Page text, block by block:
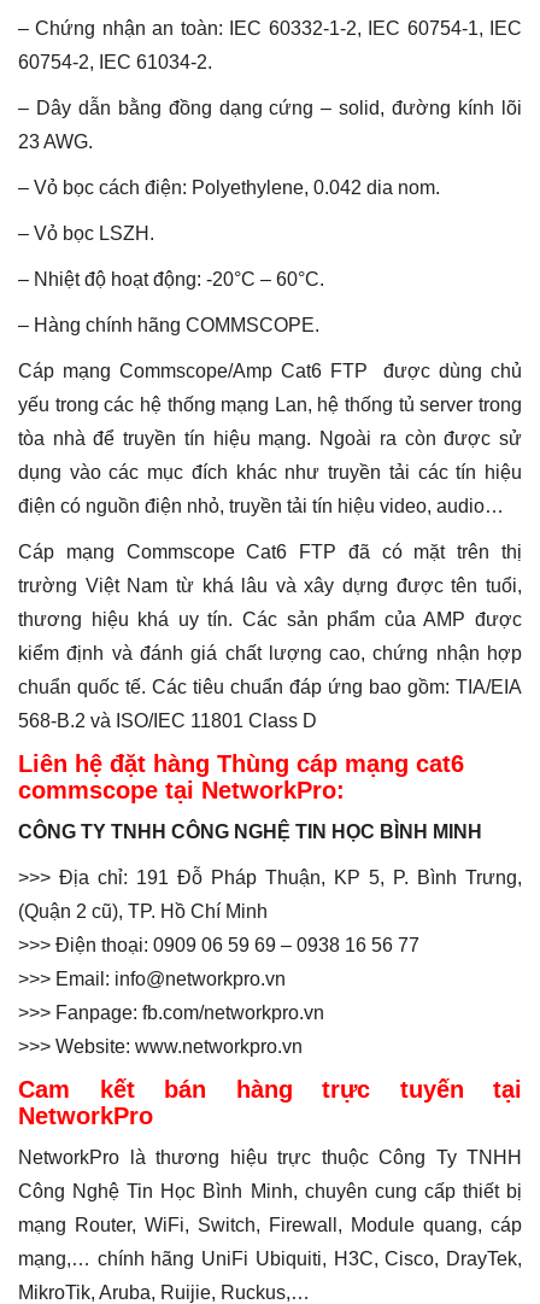
– Chứng nhận an toàn: IEC 60332-1-2, IEC 60754-1, IEC
60754-2, IEC 61034-2.
– Dây dẫn bằng đồng dạng cứng – solid, đường kính lõi
23 AWG.
– Vỏ bọc cách điện: Polyethylene, 0.042 dia nom.
– Vỏ bọc LSZH.
– Nhiệt độ hoạt động: -20°C – 60°C.
– Hàng chính hãng COMMSCOPE.
Cáp mạng Commscope/Amp Cat6 FTP được dùng chủ
yếu trong các hệ thống mạng Lan, hệ thống tủ server trong
tòa nhà để truyền tín hiệu mạng. Ngoài ra còn được sử
dụng vào các mục đích khác như truyền tải các tín hiệu
điện có nguồn điện nhỏ, truyền tải tín hiệu video, audio…
Cáp mạng Commscope Cat6 FTP đã có mặt trên thị
trường Việt Nam từ khá lâu và xây dựng được tên tuổi,
thương hiệu khá uy tín. Các sản phẩm của AMP được
kiểm định và đánh giá chất lượng cao, chứng nhận hợp
chuẩn quốc tế. Các tiêu chuẩn đáp ứng bao gồm: TIA/EIA
568-B.2 và ISO/IEC 11801 Class D
Liên hệ đặt hàng Thùng cáp mạng cat6
commscope tại NetworkPro:
CÔNG TY TNHH CÔNG NGHỆ TIN HỌC BÌNH MINH
>>> Địa chỉ: 191 Đỗ Pháp Thuận, KP 5, P. Bình Trưng,
(Quận 2 cũ), TP. Hồ Chí Minh
>>> Điện thoại: 0909 06 59 69 – 0938 16 56 77
>>> Email: info@networkpro.vn
>>> Fanpage: fb.com/networkpro.vn
>>> Website: www.networkpro.vn
Cam kết bán hàng trực tuyến tại
NetworkPro
NetworkPro là thương hiệu trực thuộc Công Ty TNHH
Công Nghệ Tin Học Bình Minh, chuyên cung cấp thiết bị
mạng Router, WiFi, Switch, Firewall, Module quang, cáp
mạng,… chính hãng UniFi Ubiquiti, H3C, Cisco, DrayTek,
MikroTik, Aruba, Ruijie, Ruckus,…